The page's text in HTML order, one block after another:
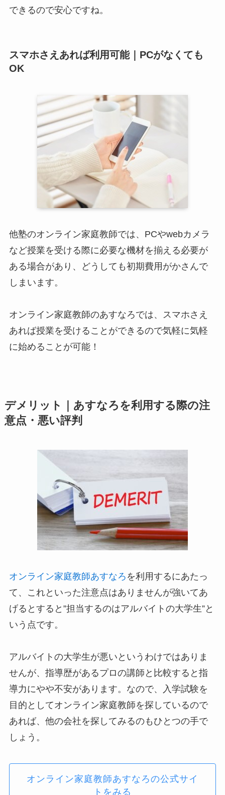
できるので安心ですね。
スマホさえあれば利用可能｜PCがなくても
OK
他塾のオンライン家庭教師では、PCやwebカメラ
など授業を受ける際に必要な機材を揃える必要が
ある場合があり、どうしても初期費用がかさんで
しまいます。
オンライン家庭教師のあすなろでは、スマホさえ
あれば授業を受けることができるので気軽に気軽
に始めることが可能！
デメリット｜あすなろを利用する際の注
意点・悪い評判
オンライン家庭教師あすなろ を利用するにあたっ
て、これといった注意点はありませんが強いてあ
げるとすると”担当するのはアルバイトの大学生”と
いう点です。
アルバイトの大学生が悪いというわけではありま
せんが、指導歴があるプロの講師と比較すると指
導力にやや不安があります。なので、入学試験を
目的としてオンライン家庭教師を探しているので
あれば、他の会社を探してみるのもひとつの手で
しょう。
オンライン家庭教師あすなろの公式サイ
トをみる